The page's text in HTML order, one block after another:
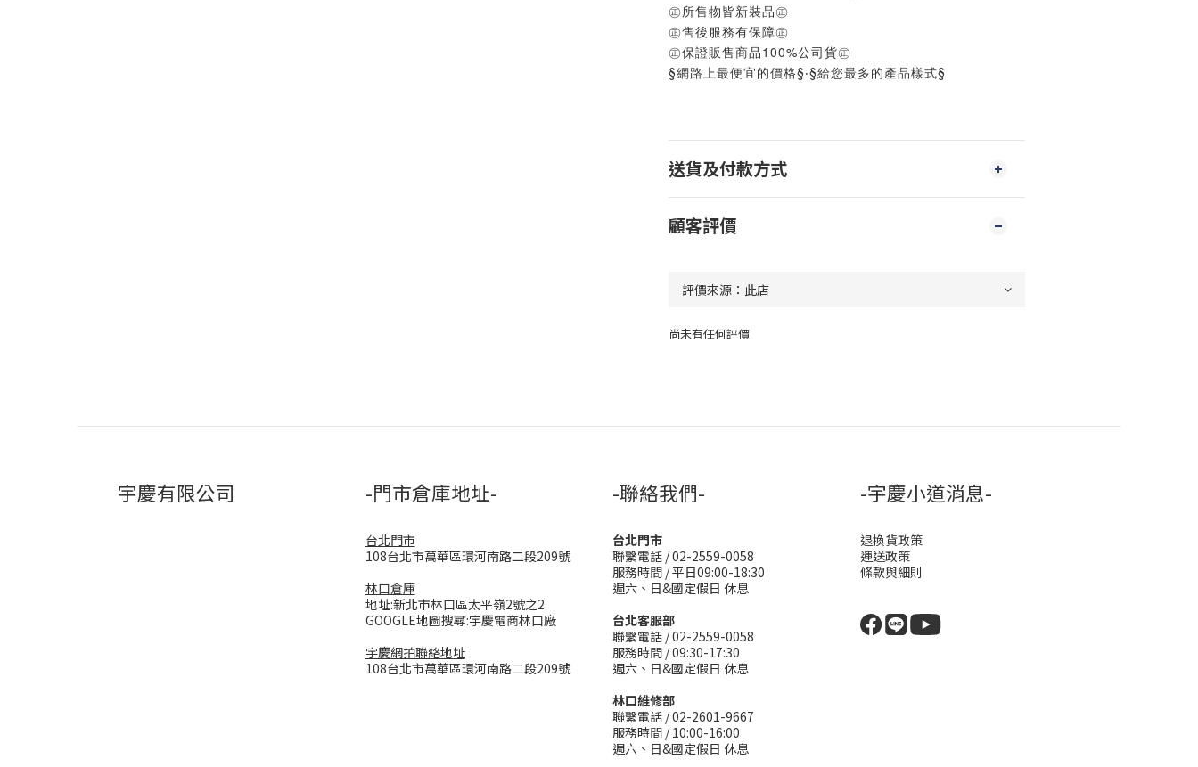
㊣所售物皆新裝品㊣
㊣售後服務有保障㊣
㊣保證販售商品100%公司貨㊣
§網路上最便宜的價格§‧§給您最多的產品樣式§
送貨及付款方式
顧客評價
尚未有任何評價
宇慶有限公司 -門市倉庫地址-
台北門市
108台北市萬華區環河南路二段209號
林口倉庫
地址:新北市林口區太平嶺2號之2
GOOGLE地圖搜尋:宇慶電商林口廠
宇慶網拍聯絡地址
108台北市萬華區環河南路二段209號
-聯絡我們-
台北門市
聯繫電話 / 02-2559-0058
服務時間 / 平日09:00-18:30
週六、日&國定假日 休息
台北客服部
聯繫電話 / 02-2559-0058
服務時間 / 09:30-17:30
週六、日&國定假日 休息
林口維修部
聯繫電話 / 02-2601-9667
服務時間 / 10:00-16:00
週六、日&國定假日 休息
-宇慶小道消息-
退換貨政策
運送政策
條款與細則